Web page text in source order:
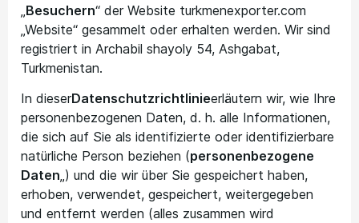
Besuchern“ der Website turkmenexporter.com
„Website“ gesammelt oder erhalten werden. Wir sind
registriert in Archabil shayoly 54, Ashgabat,
Turkmenistan.
In dieserDatenschutzrichtlinieerläutern wir, wie Ihre
personenbezogenen Daten, d. h. alle Informationen,
die sich auf Sie als identifizierte oder identifizierbare
natürliche Person beziehen (personenbezogene
Daten„) und die wir über Sie gespeichert haben,
erhoben, verwendet, gespeichert, weitergegeben
und entfernt werden (alles zusammen wird